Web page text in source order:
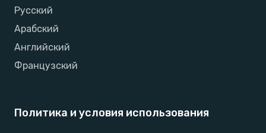
Русский
Арабский
Английский
Французский
Политика и условия использования